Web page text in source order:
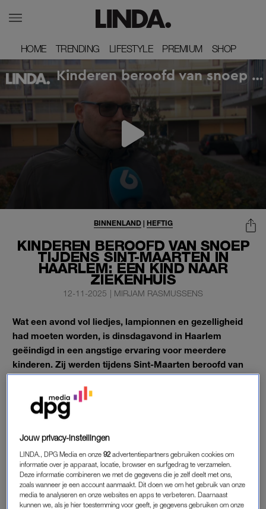
HOME
HOME TRENDING
TRENDING LIFESTYLE
LIFESTYLE PREMIUM
PREMIUM SHOP
SHOP
KINDEREN BEROOFD VAN SNOEP
TIJDENS SINT-MAARTEN IN
HAARLEM: ÉÉN KIND NAAR
ZIEKENHUIS
BINNENLAND| HEFTIG
12-11-2025 | MIRJAM RASMUSSENS
Wat een avond vol liedjes, lampionnen en gezelligheid
had moeten worden, is dinsdagavond in Haarlem
geëindigd in een angstige ervaring voor meerdere
kinderen. Zij werden tijdens Sint-Maarten beroofd van
hun snoep.
Dat bevestigt de politie na berichtgeving van
privacyoverwegingen wil de politie niet zeggen om hoeveel
ziekenhuis gebracht.
BEROVING
Rond 20.00 uur verstuurde de politie eenBurgernet-melding
Jouw privacy-instellingen
LINDA., DPG Media en onze92 advertentiepartners gebruiken cookies om
informatie over je apparaat, locatie, browser en surfgedrag te verzamelen.
Deze informatie combineren we met de gegevens die je zelf deelt met ons,
zoals wanneer je een account aanmaakt. Dit doen we om het gebruik van onze
media te analyseren en onze websites en apps te verbeteren. Daarnaast
kunnen we, als je hier toestemming voor geeft, je gegevens gebruiken om onze